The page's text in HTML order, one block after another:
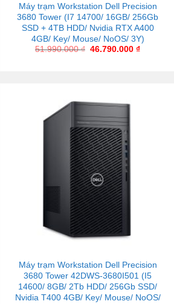
Máy trạm Workstation Dell Precision
3680 Tower (I7 14700/ 16GB/ 256Gb
SSD + 4TB HDD/ Nvidia RTX A400
4GB/ Key/ Mouse/ NoOS/ 3Y)
51.990.000₫ 46.790.000₫
Máy trạm Workstation Dell Precision
3680 Tower 42DWS-3680I501 (I5
14600/ 8GB/ 2Tb HDD/ 256Gb SSD/
Nvidia T400 4GB/ Key/ Mouse/ NoOS/